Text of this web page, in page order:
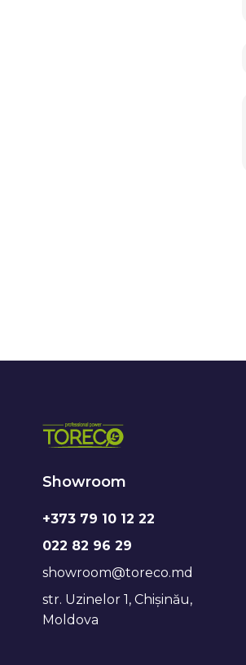
Showroom
+373 79 10 12 22
022 82 96 29
showroom@toreco.md
str. Uzinelor 1, Chișinău,
Moldova